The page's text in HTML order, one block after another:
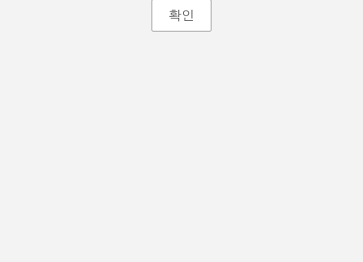
확인